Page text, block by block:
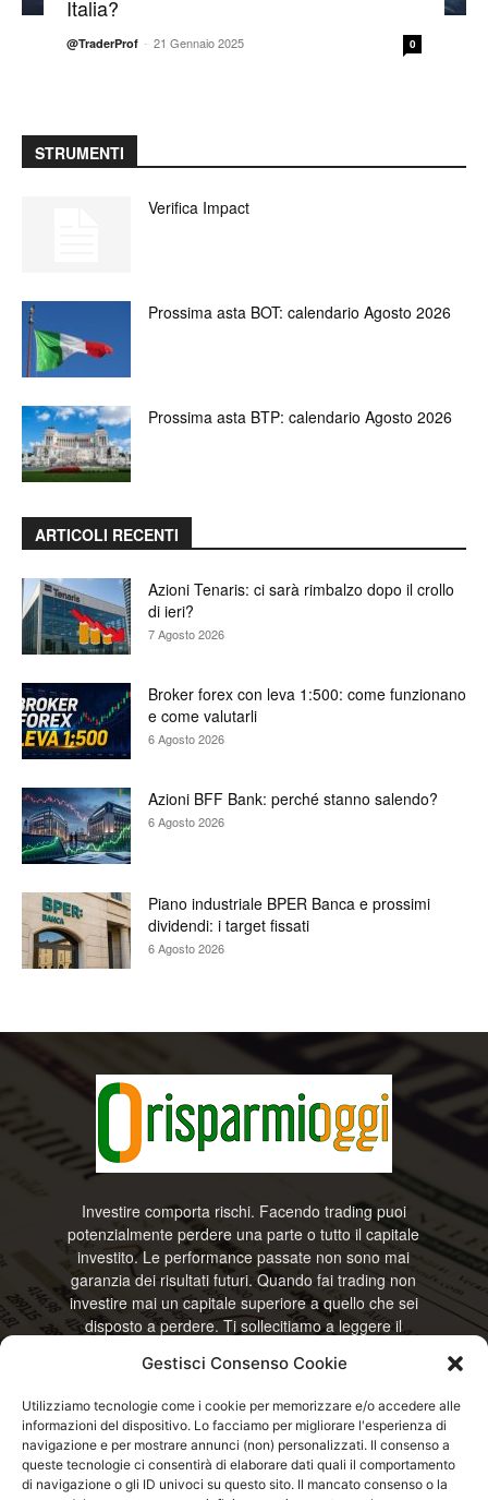
Gestisci Consenso Cookie
Utilizziamo tecnologie come i cookie per memorizzare e/o accedere alle
informazioni del dispositivo. Lo facciamo per migliorare l'esperienza di
navigazione e per mostrare annunci (non) personalizzati. Il consenso a
queste tecnologie ci consentirà di elaborare dati quali il comportamento
di navigazione o gli ID univoci su questo sito. Il mancato consenso o la
Italia?
@TraderProf - 21 Gennaio 2025 0
STRUMENTI
Verifica Impact
Prossima asta BOT: calendario Agosto 2026
Prossima asta BTP: calendario Agosto 2026
ARTICOLI RECENTI
Azioni Tenaris: ci sarà rimbalzo dopo il crollo
di ieri?
7 Agosto 2026
Broker forex con leva 1:500: come funzionano
e come valutarli
6 Agosto 2026
Azioni BFF Bank: perché stanno salendo?
6 Agosto 2026
Piano industriale BPER Banca e prossimi
dividendi: i target fissati
6 Agosto 2026
Investire comporta rischi. Facendo trading puoi
potenzialmente perdere una parte o tutto il capitale
investito. Le performance passate non sono mai
garanzia dei risultati futuri. Quando fai trading non
investire mai un capitale superiore a quello che sei
disposto a perdere. Ti sollecitiamo a leggere il
RisparmiOggi non offre alcun genere di consulenza
informazioni riportate. Continuando ad accedere o
a usare questo sito o ogni servizio disponibile
questo sito, dichiari di accettare termini e condizioni
previste. © RisparmiOggi